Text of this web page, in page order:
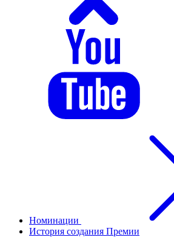
Номинации
История создания Премии